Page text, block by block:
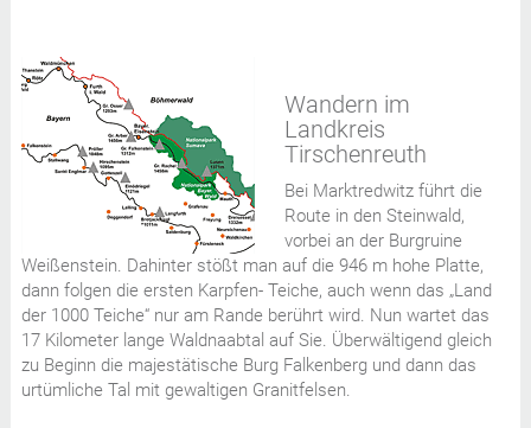
Wandern im
Landkreis
Tirschenreuth
Bei Marktredwitz führt die
Route in den Steinwald,
vorbei an der Burgruine
Weißenstein. Dahinter stößt man auf die 946 m hohe Platte,
dann folgen die ersten Karpfen- Teiche, auch wenn das „Land
der 1000 Teiche“ nur am Rande berührt wird. Nun wartet das
17 Kilometer lange Waldnaabtal auf Sie. Überwältigend gleich
zu Beginn die majestätische Burg Falkenberg und dann das
urtümliche Tal mit gewaltigen Granitfelsen.